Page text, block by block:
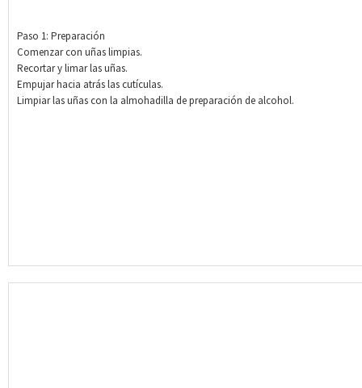
Paso 1: Preparación
Comenzar con uñas limpias.
Recortar y limar las uñas.
Empujar hacia atrás las cutículas.
Limpiar las uñas con la almohadilla de preparación de alcohol.